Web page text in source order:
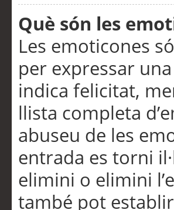
Què són les
Les emoticones
per expressar
indica felicitat,
llista completa
abuseu de les
entrada es torni
elimini o elimini
també pot